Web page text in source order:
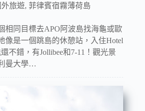
外旅遊, 菲律賓宿霧薄荷島
相同目標去APO阿波島找海龜或歐
像是一個跳島的休憩站，入住Hotel
不錯，有Jollibee和7-11！觀光景
曼大學…